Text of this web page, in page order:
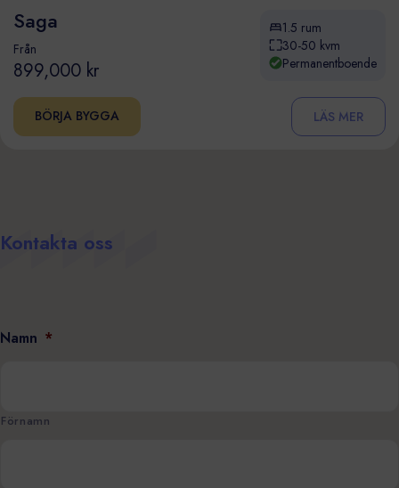
Saga
Från
899,000 kr
1.5 rum
30-50 kvm
Permanentboende
BÖRJA BYGGA LÄS MER
Kontakta oss
Namn *
Förnamn